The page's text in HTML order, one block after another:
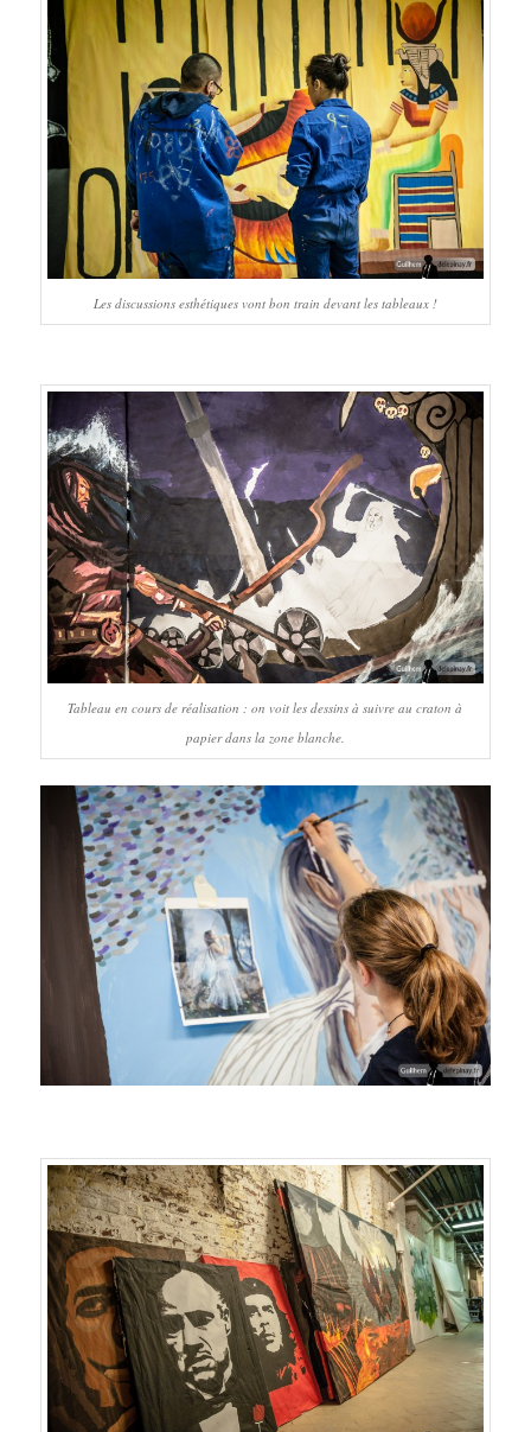
Les discussions esthétiques vont bon train devant les tableaux !
Tableau en cours de réalisation : on voit les dessins à suivre au craton à
papier dans la zone blanche.